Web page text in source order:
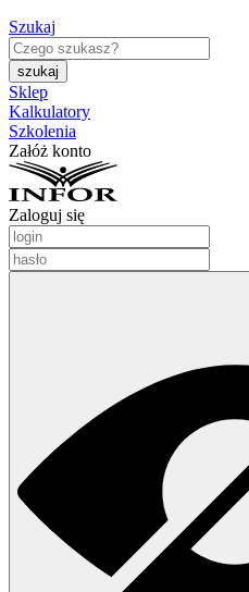
Szukaj
Sklep
Kalkulatory
Szkolenia
Załóż konto
Zaloguj się